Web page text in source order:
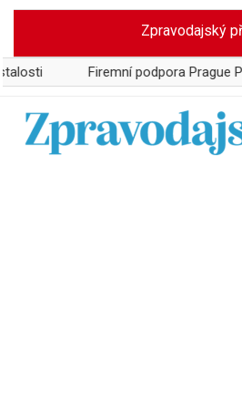
Skip
content
Zpravodajský
Firemní podpora Prague Pride